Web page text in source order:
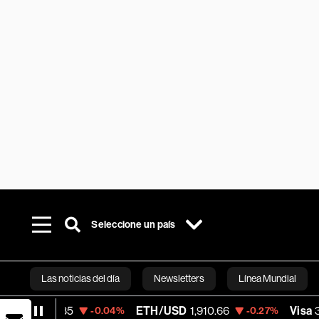
Seleccione un país
Las noticias del día Newsletters Línea Mundial
Bloomberg
-0.04% ETH/USD 1,910.66 -0.27% Visa 368.54